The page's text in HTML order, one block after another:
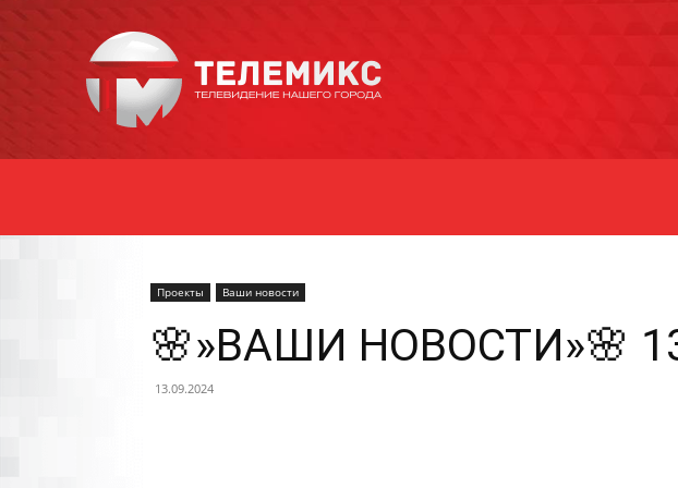
Уссурийска
Проекты Ваши новости
🌸»ВАШИ НОВОСТИ»🌸
13.09.2024